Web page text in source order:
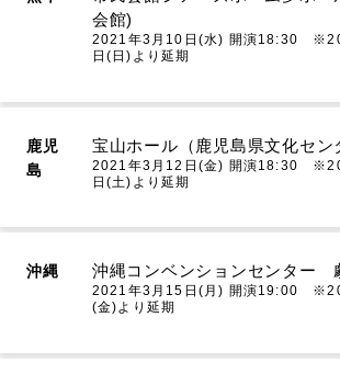
会館)
2021年3月10日(水) 開演18:30
日(日)より延期
鹿児
島
宝山ホール（鹿児島県文化セン
2021年3月12日(金) 開演18:30
日(土)より延期
沖縄 沖縄コンベンションセンター
2021年3月15日(月) 開演19:00
(金)より延期